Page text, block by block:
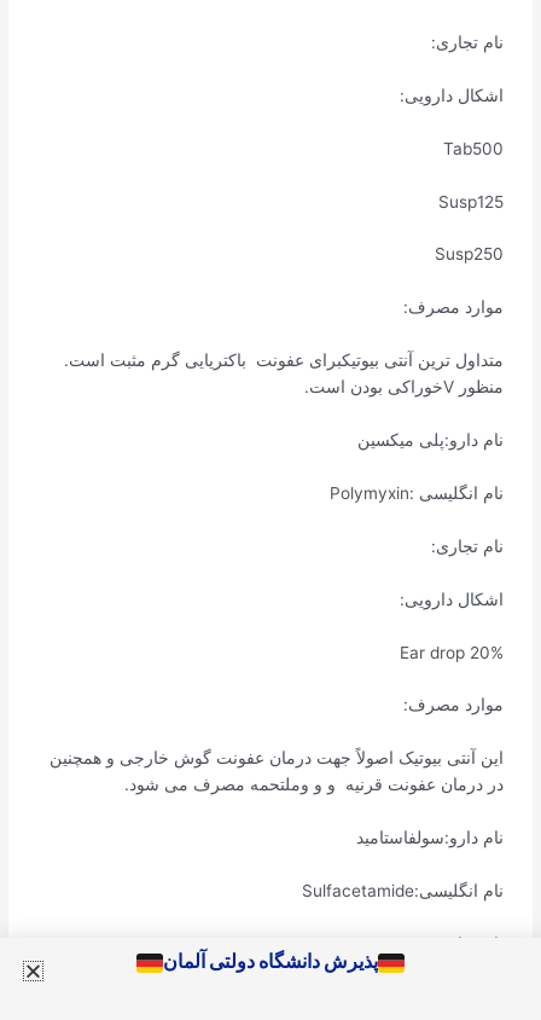
نام تجاری:
اشکال دارویی:
Tab500
Susp125
Susp250
موارد مصرف:
متداول ترین آنتی بیوتیکبرای عفونت باکتریایی گرم مثبت است.
منظور Vخوراکی بودن است.
نام دارو:پلی میکسین
نام انگلیسی :Polymyxin
نام تجاری:
اشکال دارویی:
Ear drop 20%
موارد مصرف:
این آنتی بیوتیک اصولاً جهت درمان عفونت گوش خارجی و همچنین
در درمان عفونت قرنیه و و وملتحمه مصرف می شود.
نام دارو:سولفاستامید
نام انگلیسی:Sulfacetamide
نام تجاری:
پذیرش دانشگاه دولتی آلمان